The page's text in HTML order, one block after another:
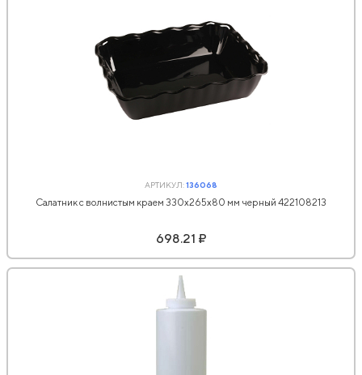
АРТИКУЛ:136068
Салатник с волнистым краем 330х265х80 мм черный 422108213
698.21 ₽